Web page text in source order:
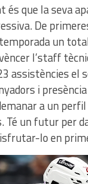
és que la seva
De
un
l’staff
assistències el
i
a un
Té un futur per
lo en